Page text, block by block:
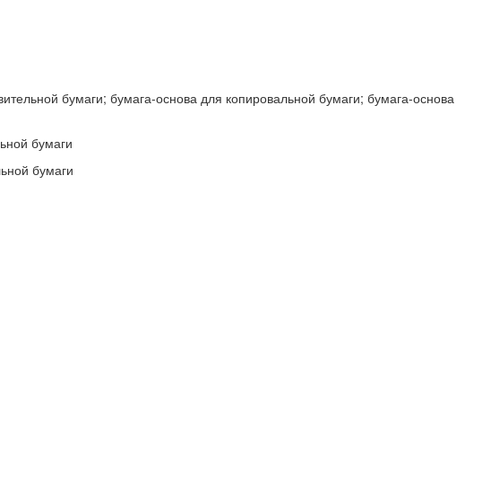
бумаги; бумага-основа для копировальной бумаги; бумага-основа
бумаги
бумаги